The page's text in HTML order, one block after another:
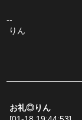
--
りん
お礼◎りん